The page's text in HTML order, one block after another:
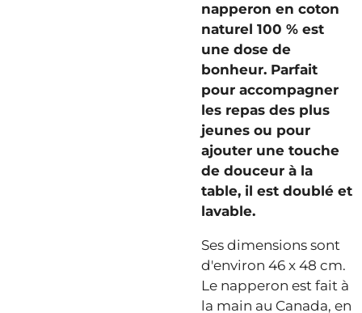
napperon en coton
naturel 100 % est
une dose de
bonheur. Parfait
pour accompagner
les repas des plus
jeunes ou pour
ajouter une touche
de douceur à la
table, il est doublé et
lavable.
Ses dimensions sont
d'environ 46 x 48 cm.
Le napperon est fait à
la main au Canada, en